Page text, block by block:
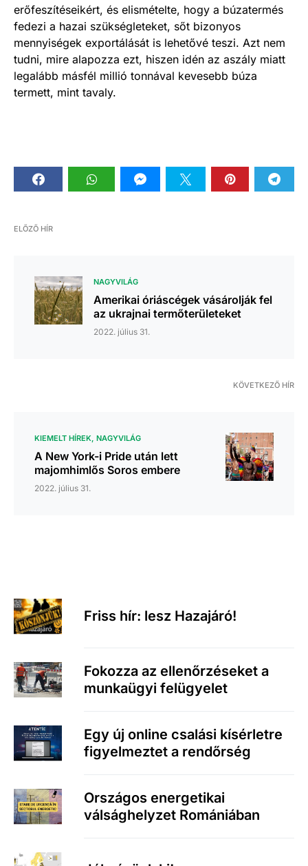
erőfeszítéseikért, és elismételte, hogy a búzatermés
fedezi a hazai szükségleteket, sőt bizonyos
mennyiségek exportálását is lehetővé teszi. Azt nem
tudni, mire alapozza ezt, hiszen idén az aszály miatt
legalább másfél millió tonnával kevesebb búza
termett, mint tavaly.
ELŐZŐ HÍR
NAGYVILÁG
Amerikai óriáscégek vásárolják fel
az ukrajnai termőterületeket
2022. július 31.
KÖVETKEZŐ HÍR
KIEMELT HÍREK NAGYVILÁG
A New York-i Pride után lett
majomhimlős Soros embere
2022. július 31.
Friss hír: lesz Hazajáró!
Fokozza az ellenőrzéseket a
munkaügyi felügyelet
Egy új online csalási kísérletre
figyelmeztet a rendőrség
Országos energetikai
válsághelyzet Romániában